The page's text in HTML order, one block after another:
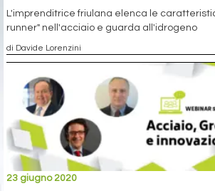
L'imprenditrice friulana elenca le
runner" nell'acciaio e guarda all'idrogeno
di Davide Lorenzini
23 giugno 2020